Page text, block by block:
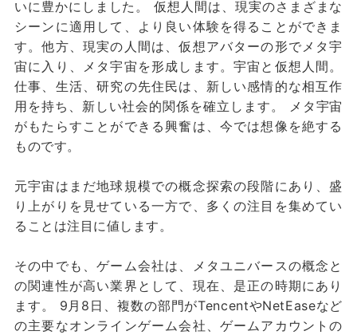
いに豊かにしました。 仮想人間は、現実のさまざまな
シーンに適用して、より良い体験を得ることができま
す。他方、現実の人間は、仮想アバターの形でメタ宇
宙に入り、メタ宇宙を形成します。宇宙と仮想人間。
仕事、生活、研究の先住民は、新しい感情的な相互作
用を持ち、新しい社会的関係を確立します。 メタ宇宙
がもたらすことができる興奮は、今では想像を絶する
ものです。
元宇宙はまだ地球規模での概念探索の段階にあり、盛
り上がりを見せている一方で、多くの注目を集めてい
ることは注目に値します。
その中でも、ゲーム会社は、メタユニバースの概念と
の関連性が高い業界として、現在、是正の時期にあり
ます。 9月8日、複数の部門がTencentやNetEaseなど
の主要なオンラインゲーム会社、ゲームアカウントの